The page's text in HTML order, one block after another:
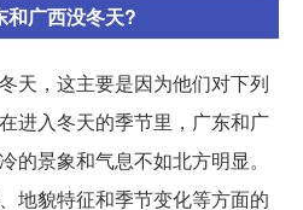
和广西没冬天?
天，这主要是因为他们对下列
进入冬天的季节里，广东和广
的景象和气息不如北方明显。
地貌特征和季节变化等方面的